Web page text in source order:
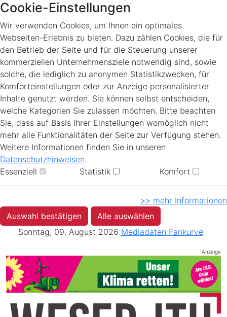
Cookie-Einstellungen
Wir verwenden Cookies, um Ihnen ein optimales
Webseiten-Erlebnis zu bieten. Dazu zählen Cookies, die für
den Betrieb der Seite und für die Steuerung unserer
kommerziellen Unternehmensziele notwendig sind, sowie
solche, die lediglich zu anonymen Statistikzwecken, für
Komforteinstellungen oder zur Anzeige personalisierter
Inhalte genutzt werden. Sie können selbst entscheiden,
welche Kategorien Sie zulassen möchten. Bitte beachten
Sie, dass auf Basis Ihrer Einstellungen womöglich nicht
mehr alle Funktionalitäten der Seite zur Verfügung stehen.
Weitere Informationen finden Sie in unseren
Datenschutzhinweisen.
Essenziell
Statistik Komfort
>> mehr Informationen
Auswahl bestätigen
Alle auswählen
Sonntag, 09. August 2026 Mediadaten Fankurve
Anzeige